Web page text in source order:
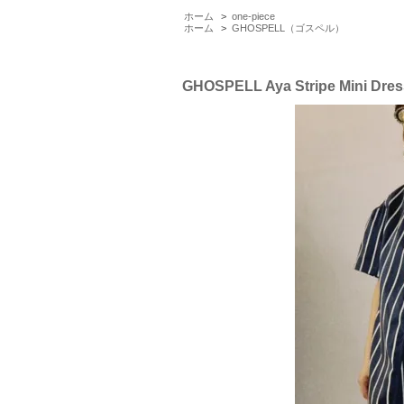
ホーム > one-piece
ホーム
> GHOSPELL（ゴスペル）
GHOSPELL Aya Stripe Mini